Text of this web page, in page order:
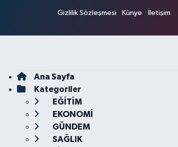
Gizlilik Sözleşmesi Künye İletişim
Ana Sayfa
Kategoriler
EĞİTİM
EKONOMİ
GÜNDEM
SAĞLIK